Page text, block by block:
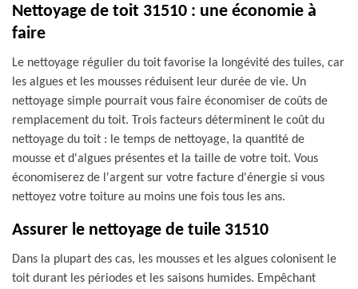
Nettoyage de toit 31510 : une économie à
faire
Le nettoyage régulier du toit favorise la longévité des tuiles, car
les algues et les mousses réduisent leur durée de vie. Un
nettoyage simple pourrait vous faire économiser de coûts de
remplacement du toit. Trois facteurs déterminent le coût du
nettoyage du toit : le temps de nettoyage, la quantité de
mousse et d'algues présentes et la taille de votre toit. Vous
économiserez de l'argent sur votre facture d'énergie si vous
nettoyez votre toiture au moins une fois tous les ans.
Assurer le nettoyage de tuile 31510
Dans la plupart des cas, les mousses et les algues colonisent le
toit durant les périodes et les saisons humides. Empêchant